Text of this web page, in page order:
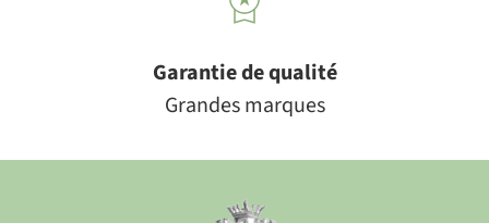
Garantie de qualité
Grandes marques